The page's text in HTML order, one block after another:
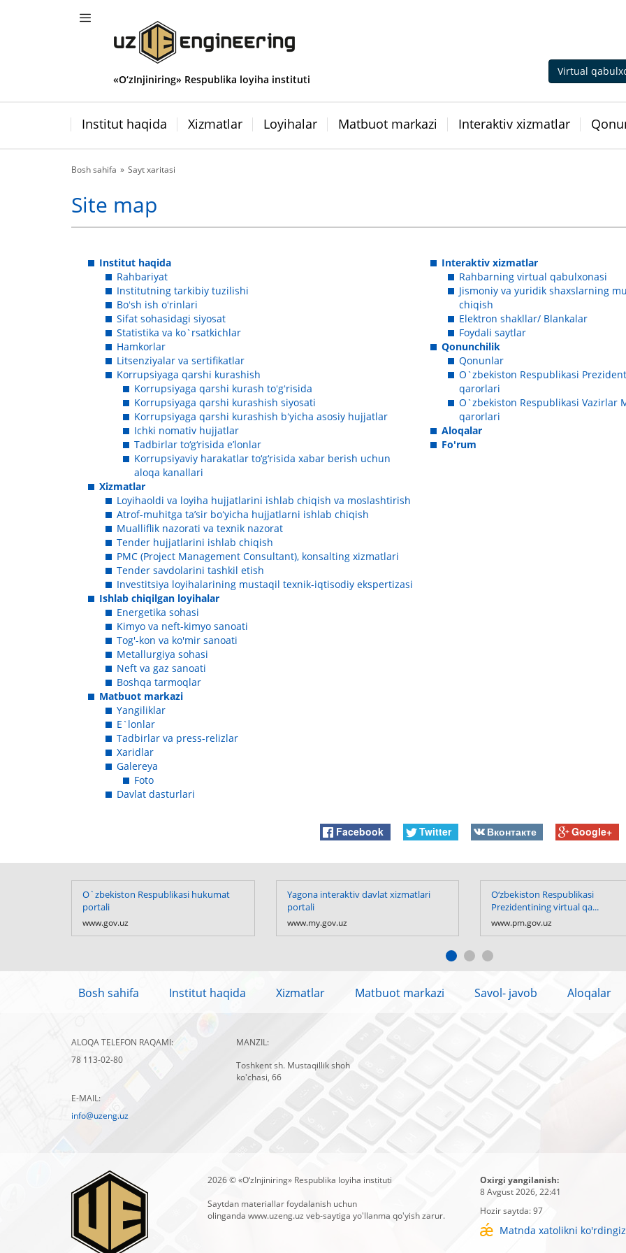
«O‘zInjiniring» Respublika loyiha instituti
Virtual
Institut haqida Xizmatlar Loyihalar Matbuot markazi Interaktiv xizmatlar
Bosh sahifa Sayt xaritasi
Site map
Institut haqida
Rahbariyat
Institutning tarkibiy tuzilishi
Boʻsh ish oʻrinlari
Sifat sohasidagi siyosat
Statistika va ko`rsatkichlar
Hamkorlar
Litsenziyalar va sertifikatlar
Korrupsiyaga qarshi kurashish
Korrupsiyaga qarshi kurash toʻgʻrisida
Korrupsiyaga qarshi kurashish siyosati
Korrupsiyaga qarshi kurashish bʻyicha asosiy hujjatlar
Ichki nomativ hujjatlar
Tadbirlar to‘g‘risida eʼlonlar
Korrupsiyaviy harakatlar to‘g‘risida xabar berish uchun
aloqa kanallari
Xizmatlar
Loyihaoldi va loyiha hujjatlarini ishlab chiqish va moslashtirish
Atrof-muhitga ta’sir boʻyicha hujjatlarni ishlab chiqish
Mualliflik nazorati va texnik nazorat
Tender hujjatlarini ishlab chiqish
PMC (Project Management Consultant), konsalting xizmatlari
Tender savdolarini tashkil etish
Investitsiya loyihalarining mustaqil texnik-iqtisodiy ekspertizasi
Ishlab chiqilgan loyihalar
Energetika sohasi
Kimyo va neft-kimyo sanoati
Tog'-kon va ko'mir sanoati
Metallurgiya sohasi
Neft va gaz sanoati
Boshqa tarmoqlar
Matbuot markazi
Yangiliklar
E`lonlar
Tadbirlar va press-relizlar
Xaridlar
Galereya
Foto
Davlat dasturlari
Interaktiv xizmatlar
Rahbarning virtual qabulxonasi
Jismoniy va yuridik shaxslarning
chiqish
Elektron shakllar/ Blankalar
Foydali saytlar
Qonunchilik
Qonunlar
O`zbekiston Respublikasi
qarorlari
O`zbekiston Respublikasi Vazirlar
qarorlari
Aloqalar
Fo'rum
Facebook Twitter Вконтакте Google+
O`zbekiston Respublikasi hukumat
portali
www.gov.uz
Yagona interaktiv davlat xizmatlari
portali
www.my.gov.uz
O‘zbekiston Respublikasi
Prezidentining virtual qa...
www.pm.gov.uz
Bosh sahifa Institut haqida Xizmatlar Matbuot markazi Savol- javob Aloqalar
ALOQA TELEFON RAQAMI:
78 113-02-80
MANZIL:
Toshkent sh. Mustaqillik shoh
ko'chasi, 66
E-MAIL:
info@uzeng.uz
2026 © «O‘zInjiniring» Respublika loyiha instituti
Saytdan materiallar foydalanish uchun
olinganda www.uzeng.uz veb-saytiga yo'llanma qo'yish zarur.
Oxirgi yangilanish:
8 Avgust 2026, 22:41
Hozir saytda:97
Matnda xatolikni